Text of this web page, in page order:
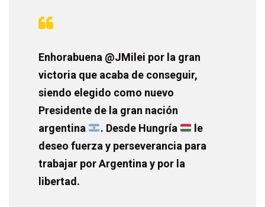
Enhorabuena @JMilei por la gran
victoria que acaba de conseguir,
siendo elegido como nuevo
Presidente de la gran nación
argentina
. Desde Hungría
le
deseo fuerza y perseverancia para
trabajar por Argentina y por la
libertad.